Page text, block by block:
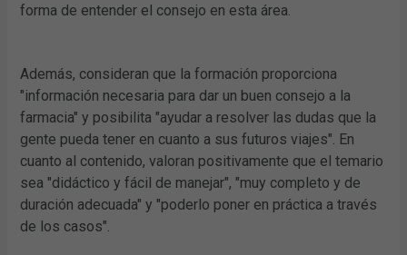
forma de entender el consejo en esta área.
Además, consideran que la formación proporciona
"información necesaria para dar un buen consejo a la
farmacia" y posibilita "ayudar a resolver las dudas que la
gente pueda tener en cuanto a sus futuros viajes". En
cuanto al contenido, valoran positivamente que el temario
sea "didáctico y fácil de manejar", "muy completo y de
duración adecuada" y "poderlo poner en práctica a través
de los casos".